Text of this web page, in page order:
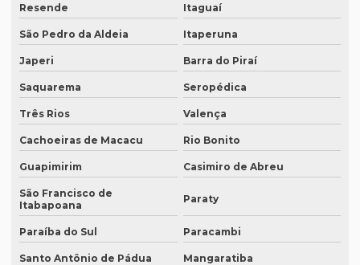
Empresa que apostila tradução juramentada em porto alegre
Empresa que faz tradução simultânea em curitiba
Empresa que faz tradução simultânea em recife
Empresa que traduz artigos científicos
Empresa que traduz artigos científicos em brasília
Empresa que traduz textos jurídicos
Resende Itaguaí
São Pedro da Aldeia Itaperuna
Japeri Barra do Piraí
Saquarema Seropédica
Três Rios Valença
Cachoeiras de Macacu Rio Bonito
Guapimirim Casimiro de Abreu
São Francisco de
Itabapoana
Paraty
Paraíba do Sul Paracambi
Santo Antônio de Pádua Mangaratiba